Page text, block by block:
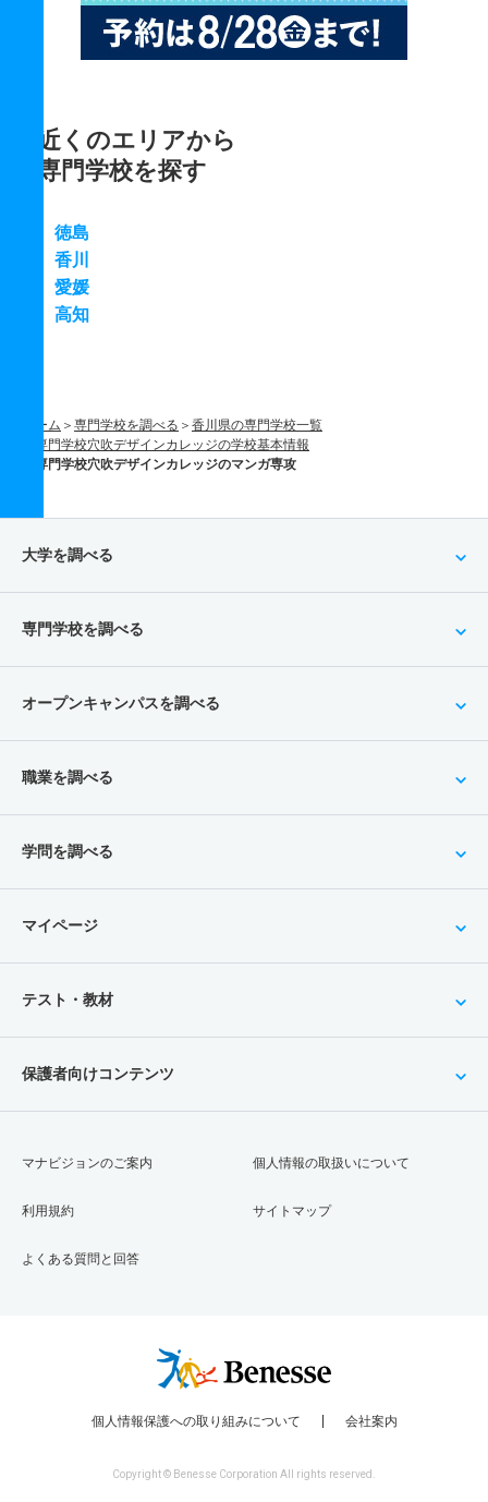
近くのエリアから
専門学校を探す
徳島
香川
愛媛
高知
ホーム 専門学校を調べる
香川県の専門学校一覧
専門学校穴吹デザインカレッジの学校基本情報
専門学校穴吹デザインカレッジのマンガ専攻
大学を調べる
専門学校を調べる
オープンキャンパスを調べる
職業を調べる
学問を調べる
マイページ
テスト・教材
保護者向けコンテンツ
マナビジョンのご案内
利用規約
よくある質問と回答
個人情報の取扱いについて
サイトマップ
個人情報保護への取り組みについて 会社案内
Copyright © Benesse Corporation All rights reserved.